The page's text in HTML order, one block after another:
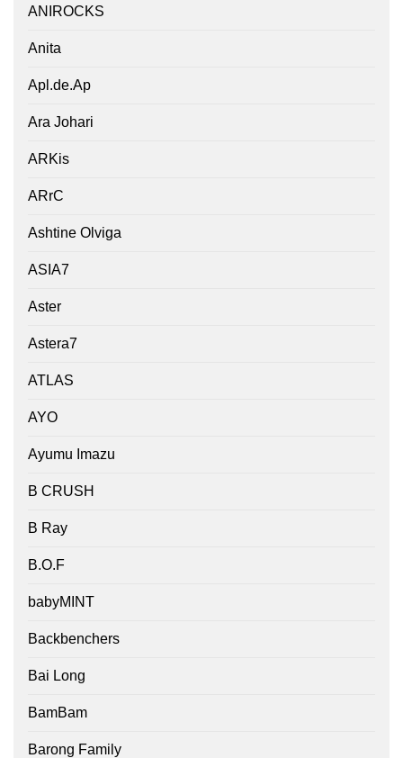
ANIROCKS
Anita
Apl.de.Ap
Ara Johari
ARKis
ARrC
Ashtine Olviga
ASIA7
Aster
Astera7
ATLAS
AYO
Ayumu Imazu
B CRUSH
B Ray
B.O.F
babyMINT
Backbenchers
Bai Long
BamBam
Barong Family